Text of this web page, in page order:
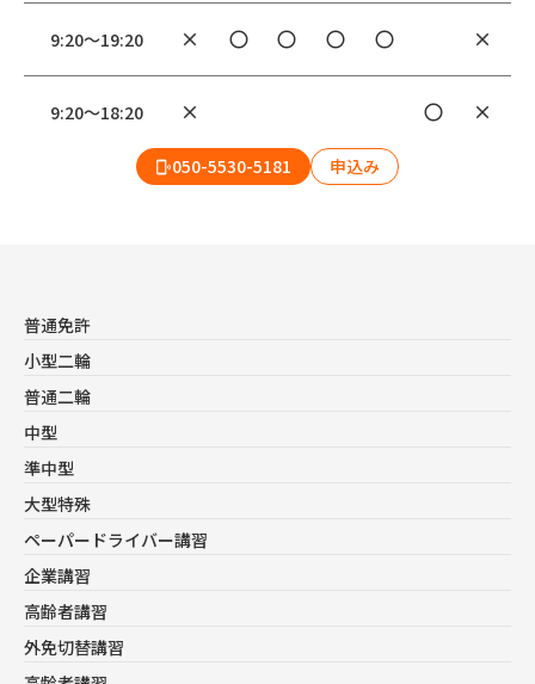
9:20〜19:20 clear radio_button_unchecked radio_button_unchecked radio_button_unchecked radio_button_unchecked clear
9:20〜18:20 clear radio_button_unchecked clear
phonelink_ring050-5530-5181 申込み
普通免許
小型二輪
普通二輪
中型
準中型
大型特殊
ペーパードライバー講習
企業講習
高齢者講習
外免切替講習